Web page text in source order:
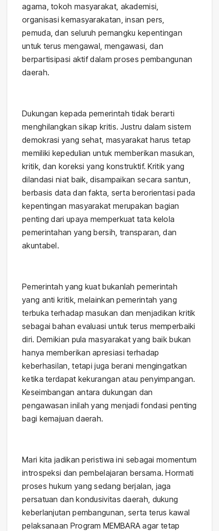
agama, tokoh masyarakat, akademisi,
organisasi kemasyarakatan, insan pers,
pemuda, dan seluruh pemangku kepentingan
untuk terus mengawal, mengawasi, dan
berpartisipasi aktif dalam proses pembangunan
daerah.
Dukungan kepada pemerintah tidak berarti
menghilangkan sikap kritis. Justru dalam sistem
demokrasi yang sehat, masyarakat harus tetap
memiliki kepedulian untuk memberikan masukan,
kritik, dan koreksi yang konstruktif. Kritik yang
dilandasi niat baik, disampaikan secara santun,
berbasis data dan fakta, serta berorientasi pada
kepentingan masyarakat merupakan bagian
penting dari upaya memperkuat tata kelola
pemerintahan yang bersih, transparan, dan
akuntabel.
Pemerintah yang kuat bukanlah pemerintah
yang anti kritik, melainkan pemerintah yang
terbuka terhadap masukan dan menjadikan kritik
sebagai bahan evaluasi untuk terus memperbaiki
diri. Demikian pula masyarakat yang baik bukan
hanya memberikan apresiasi terhadap
keberhasilan, tetapi juga berani mengingatkan
ketika terdapat kekurangan atau penyimpangan.
Keseimbangan antara dukungan dan
pengawasan inilah yang menjadi fondasi penting
bagi kemajuan daerah.
Mari kita jadikan peristiwa ini sebagai momentum
introspeksi dan pembelajaran bersama. Hormati
proses hukum yang sedang berjalan, jaga
persatuan dan kondusivitas daerah, dukung
keberlanjutan pembangunan, serta terus kawal
pelaksanaan Program MEMBARA agar tetap